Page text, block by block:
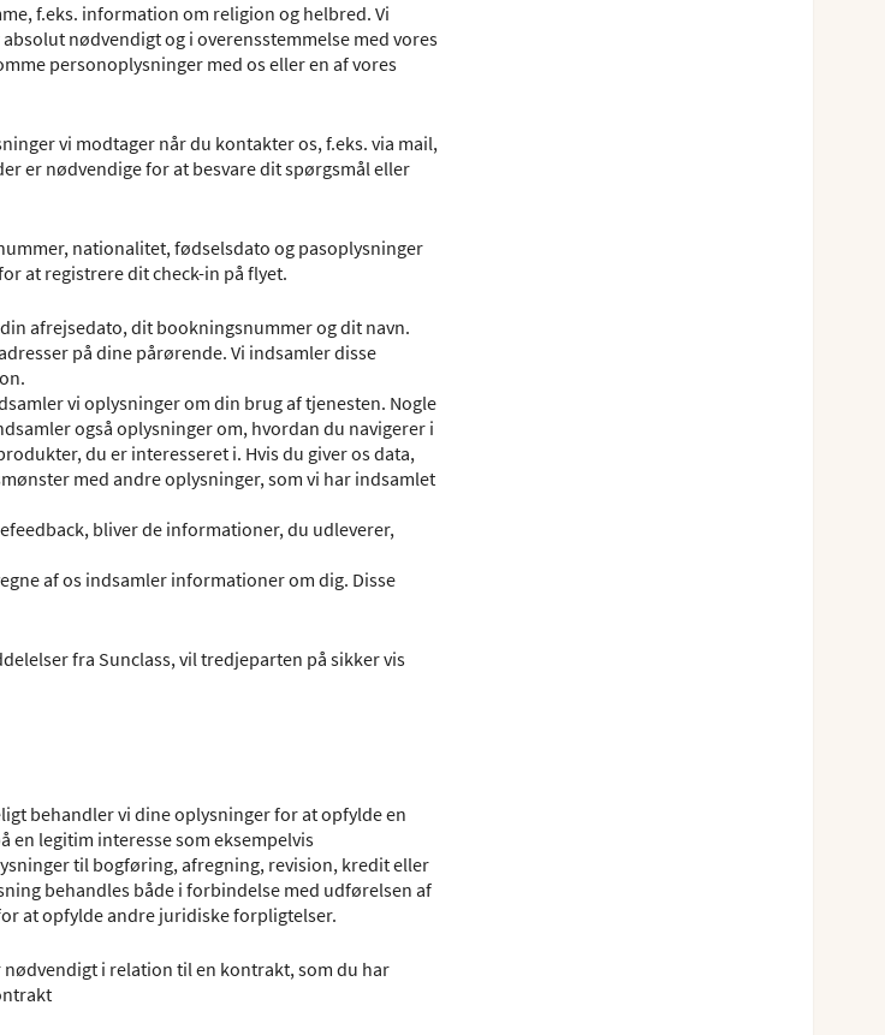
f.eks. information om religion og helbred. Vi
nødvendigt og i overensstemmelse med vores
personoplysninger med os eller en af vores
vi modtager når du kontakter os, f.eks. via mail,
er nødvendige for at besvare dit spørgsmål eller
nationalitet, fødselsdato og pasoplysninger
at registrere dit check-in på flyet.
afrejsedato, dit bookningsnummer og dit navn.
på dine pårørende. Vi indsamler disse
vi oplysninger om din brug af tjenesten. Nogle
også oplysninger om, hvordan du navigerer i
du er interesseret i. Hvis du giver os data,
med andre oplysninger, som vi har indsamlet
bliver de informationer, du udleverer,
af os indsamler informationer om dig. Disse
fra Sunclass, vil tredjeparten på sikker vis
behandler vi dine oplysninger for at opfylde en
en legitim interesse som eksempelvis
til bogføring, afregning, revision, kredit eller
behandles både i forbindelse med udførelsen af
at opfylde andre juridiske forpligtelser.
i relation til en kontrakt, som du har